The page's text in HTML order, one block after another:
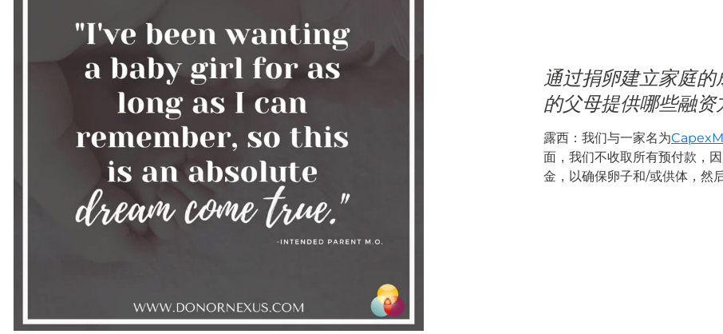
通过捐卵建立家庭
的父母提供哪些融资
露西：我们与一家名为
面，我们不收取所有预付款，
金，以确保卵子和/或供体，然